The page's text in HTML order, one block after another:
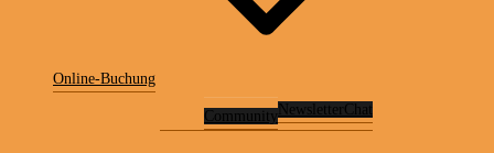
Online-Buchung
Community Newsletter Chat